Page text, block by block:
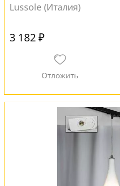
Lussole (Италия)
3 182 ₽